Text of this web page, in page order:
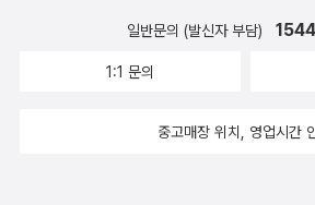
일반문의 (발신자 부담)
1:1 문의
중고매장 위치, 영업시간